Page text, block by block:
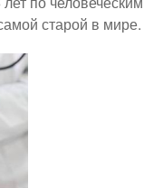
старой в мире.